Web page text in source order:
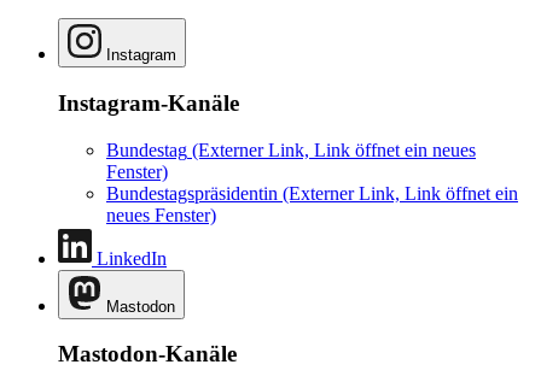
Instagram
Instagram-Kanäle
Bundestag (Externer Link, Link öffnet ein neues
Fenster)
Bundestagspräsidentin (Externer Link, Link öffnet ein
neues Fenster)
LinkedIn
Mastodon
Mastodon-Kanäle